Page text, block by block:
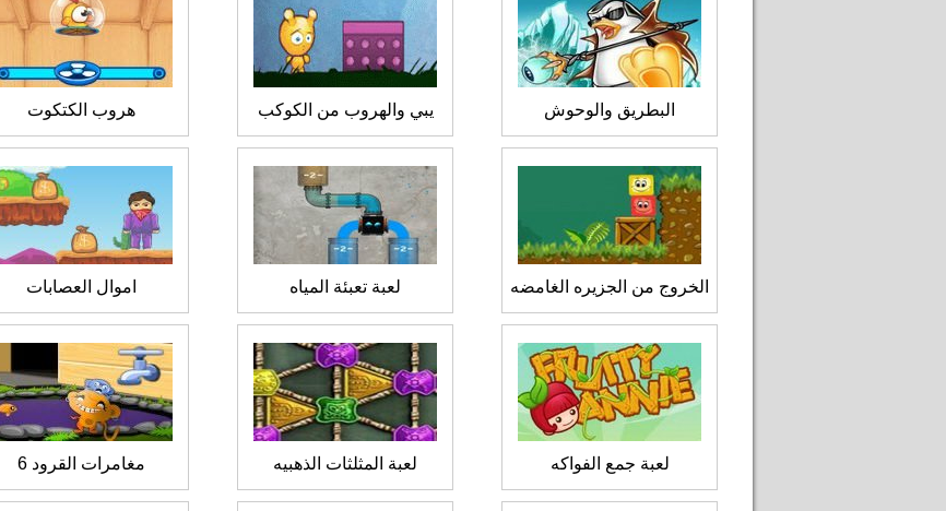
البطريق والوحوش يبي والهروب من الكوكب هروب الكتكوت
الخروج من الجزيره الغامضه لعبة تعبئة المياه اموال العصابات
لعبة جمع الفواكه لعبة المثلثات الذهبيه مغامرات القرود 6